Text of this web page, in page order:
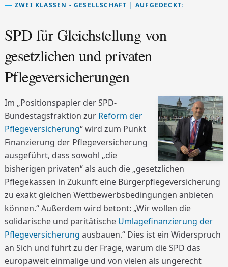
ZWEI KLASSEN - GESELLSCHAFT | AUFGEDECKT:
SPD für Gleichstellung von
gesetzlichen und privaten
Pflegeversicherungen
Im „Positionspapier der SPD-
Bundestagsfraktion zur Reform der
Pflegeversicherung“ wird zum Punkt
Finanzierung der Pflegeversicherung
ausgeführt, dass sowohl „die
bisherigen privaten“ als auch die „gesetzlichen
Pflegekassen in Zukunft eine Bürgerpflegeversicherung
zu exakt gleichen Wettbewerbsbedingungen anbieten
können.“ Außerdem wird betont: „Wir wollen die
solidarische und paritätische Umlagefinanzierung der
Pflegeversicherung ausbauen.“ Dies ist ein Widerspruch
an Sich und führt zu der Frage, warum die SPD das
europaweit einmalige und von vielen als ungerecht